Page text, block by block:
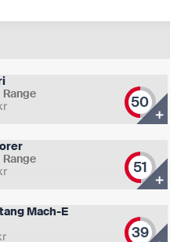
Range
50
+
Range
51
+
Mach-E
39